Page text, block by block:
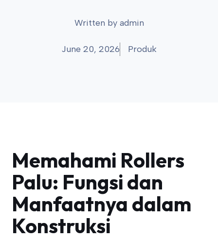
Written by admin
June 20, 2026 Produk
Memahami Rollers
Palu: Fungsi dan
Manfaatnya dalam
Konstruksi